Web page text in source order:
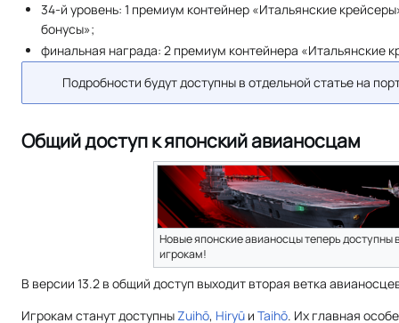
34-й уровень: 1 премиум контейнер «Итальянские
бонусы»;
финальная награда: 2 премиум контейнера «Итальянские
Подробности будут доступны в отдельной статье на
Общий доступ к японский авианосцам
Новые японские авианосцы теперь доступны
игрокам!
В версии 13.2 в общий доступ выходит вторая ветка
Игрокам станут доступныZuihō, Hiryū и Taihō. Их главная